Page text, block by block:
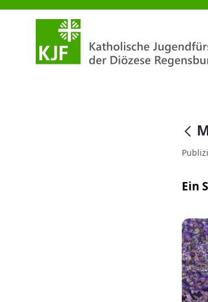
Meditativer Impuls
Ein